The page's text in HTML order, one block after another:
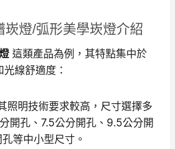
崁燈/弧形美學崁燈介紹
這類產品為例，其特點集中於
線舒適度：
照明技術要求較高，尺寸選擇多
開孔、7.5公分開孔、9.5公分開
等中小型尺寸。